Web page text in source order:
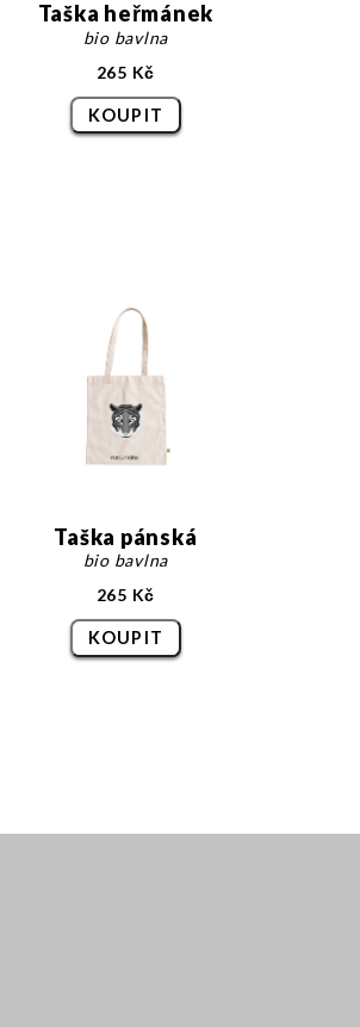
Taška heřmánek
bio bavlna
265 Kč
KOUPIT
Taška pánská
bio bavlna
265 Kč
KOUPIT